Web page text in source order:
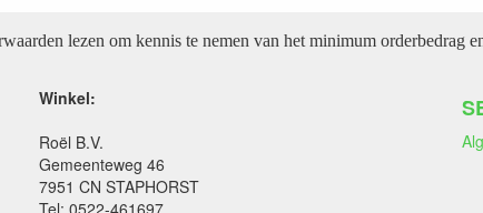
lezen om kennis te nemen van het minimum orderbedrag
Winkel:
Roël B.V.
Gemeenteweg 46
7951 CN STAPHORST
Tel: 0522-461697